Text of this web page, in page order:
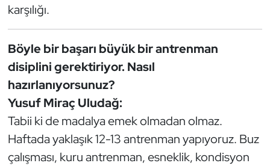
karşılığı.
Böyle bir başarı büyük bir antrenman
disiplini gerektiriyor. Nasıl
hazırlanıyorsunuz?
Yusuf Miraç Uludağ:
Tabii ki de madalya emek olmadan olmaz.
Haftada yaklaşık 12-13 antrenman yapıyoruz. Buz
çalışması, kuru antrenman, esneklik, kondisyon
Voleybol
Vücut Geliştirme Fitness
Wushu Kungfu
Yelken
Yüzme